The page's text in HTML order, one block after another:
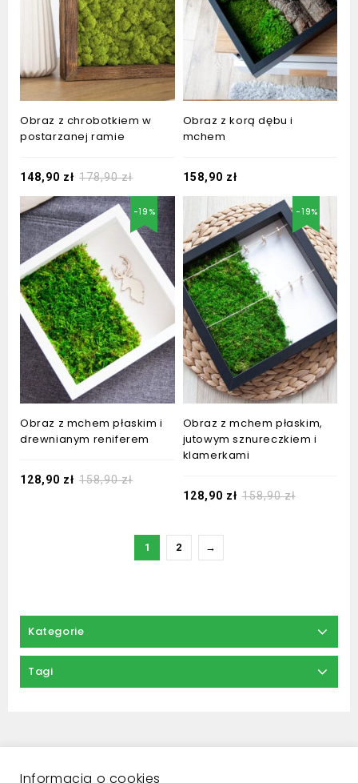
Obraz z chrobotkiem w
postarzanej ramie
178,90zł
148,90 zł
Obraz z korą dębu i
mchem
158,90 zł
-19%
Obraz z mchem płaskim i
drewnianym reniferem
158,90zł
128,90 zł
-19%
Obraz z mchem płaskim,
jutowym sznureczkiem i
klamerkami
158,90zł
128,90 zł
1 2 →
Kategorie
Tagi
Polityka prywatności
Informacja o cookies